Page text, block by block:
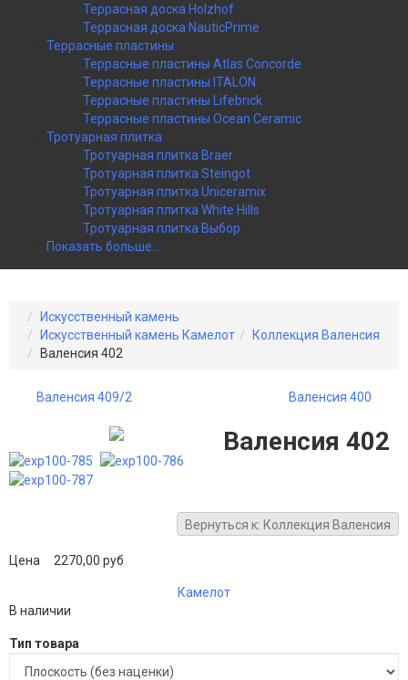
Террасная доска Holzhof
Террасная доска NauticPrime
Террасные пластины
Террасные пластины Atlas Concorde
Террасные пластины ITALON
Террасные пластины Lifebrick
Террасные пластины Ocean Ceramic
Тротуарная плитка
Тротуарная плитка Braer
Тротуарная плитка Steingot
Тротуарная плитка Uniceramix
Тротуарная плитка White Hills
Тротуарная плитка Выбор
Показать больше...
Искусственный камень
Искусственный камень Камелот
Коллекция Валенсия
Валенсия 402
Валенсия 409/2 Валенсия 400
Вернуться к: Коллекция Валенсия
Валенсия 402
Цена 2270,00 руб
Камелот
В наличии
Тип товара